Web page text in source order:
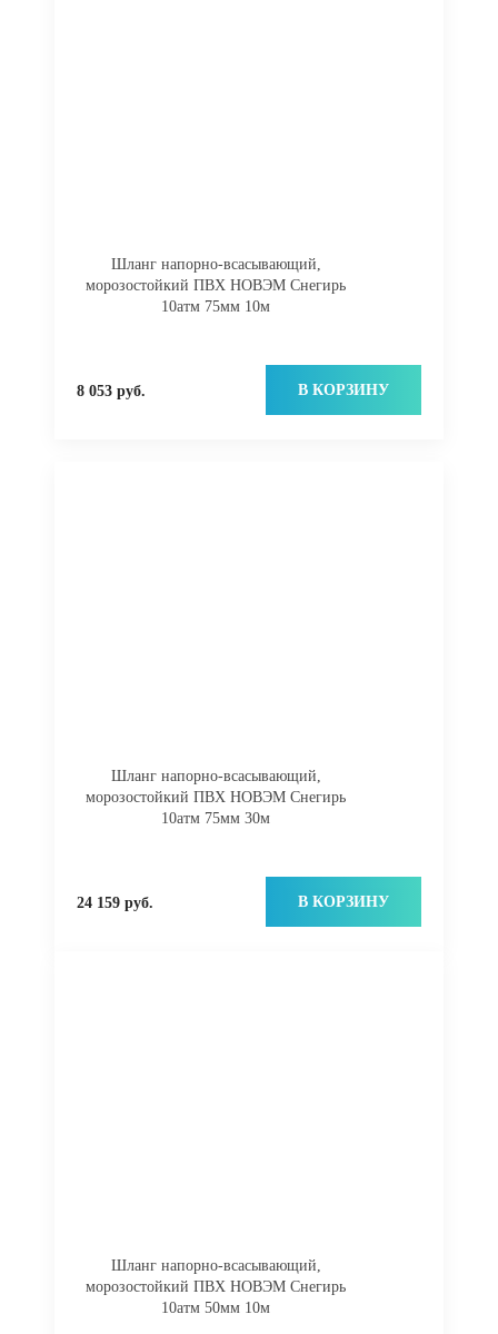
Шланг напорно-всасывающий,
морозостойкий ПВХ НОВЭМ Снегирь
10атм 75мм 10м
8 053 руб. В КОРЗИНУ
Шланг напорно-всасывающий,
морозостойкий ПВХ НОВЭМ Снегирь
10атм 75мм 30м
24 159 руб. В КОРЗИНУ
Шланг напорно-всасывающий,
морозостойкий ПВХ НОВЭМ Снегирь
10атм 50мм 10м